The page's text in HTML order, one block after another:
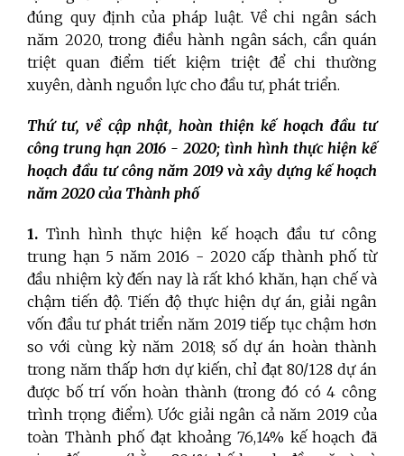
đúng quy định của pháp luật. Về chi ngân sách
năm 2020, trong điều hành ngân sách, cần quán
triệt quan điểm tiết kiệm triệt để chi thường
xuyên, dành nguồn lực cho đầu tư, phát triển.
Thứ tư, về cập nhật, hoàn thiện kế hoạch đầu tư
công trung hạn 2016 - 2020; tình hình thực hiện kế
hoạch đầu tư công năm 2019 và xây dựng kế hoạch
năm 2020 của Thành phố
1. Tình hình thực hiện kế hoạch đầu tư công
trung hạn 5 năm 2016 - 2020 cấp thành phố từ
đầu nhiệm kỳ đến nay là rất khó khăn, hạn chế và
chậm tiến độ. Tiến độ thực hiện dự án, giải ngân
vốn đầu tư phát triển năm 2019 tiếp tục chậm hơn
so với cùng kỳ năm 2018; số dự án hoàn thành
trong năm thấp hơn dự kiến, chỉ đạt 80/128 dự án
được bố trí vốn hoàn thành (trong đó có 4 công
trình trọng điểm). Ước giải ngân cả năm 2019 của
toàn Thành phố đạt khoảng 76,14% kế hoạch đã